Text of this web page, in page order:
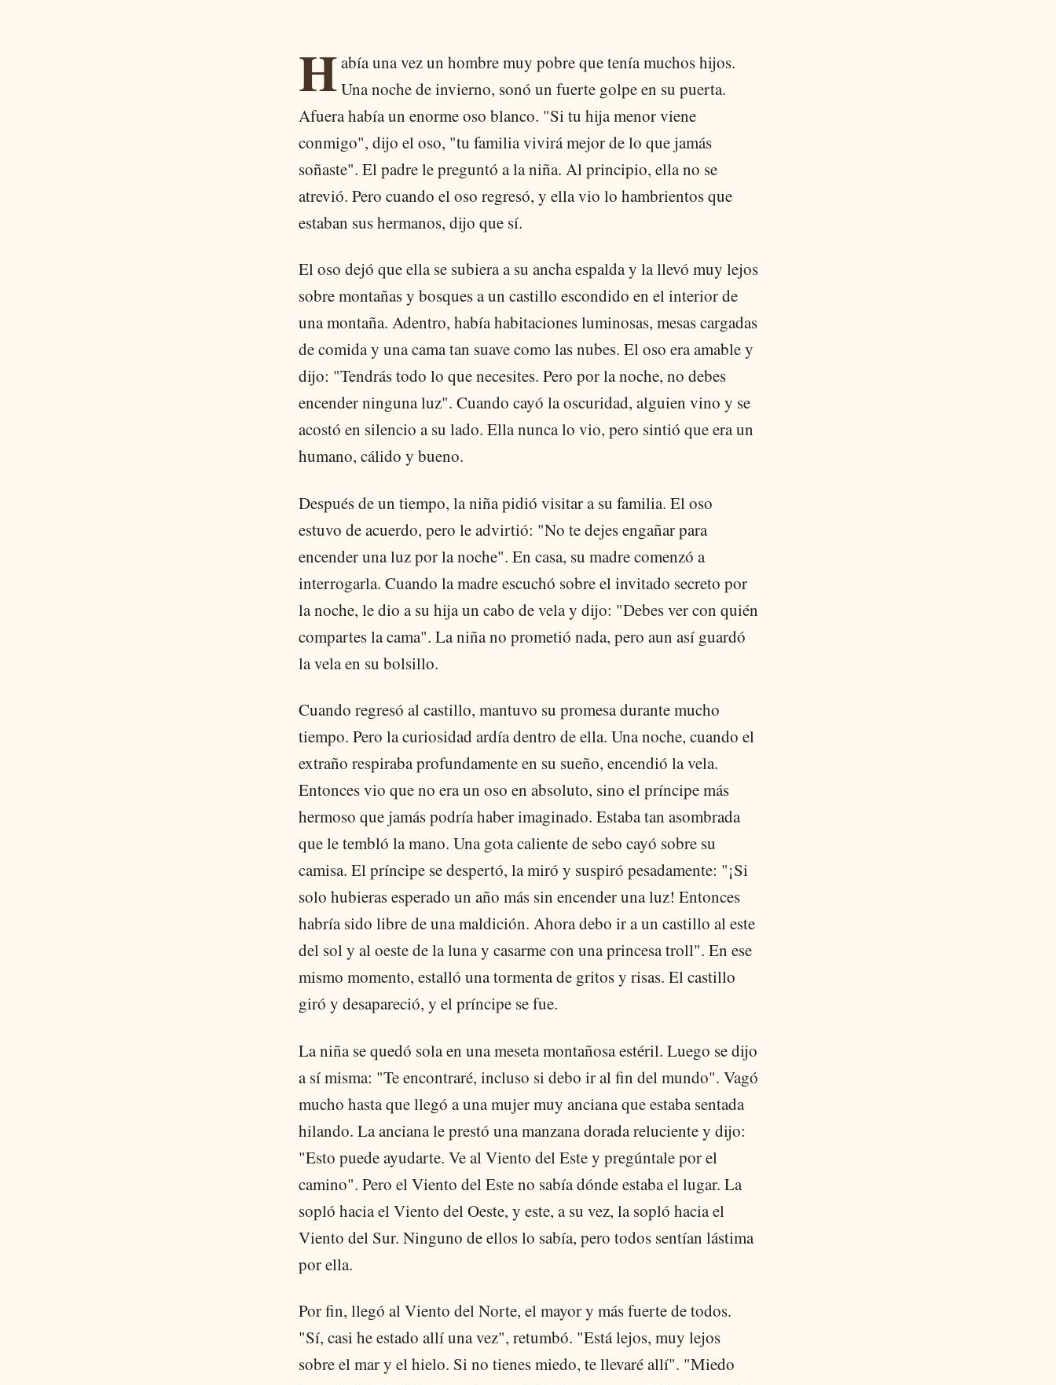
Había una vez un hombre muy pobre que tenía muchos hijos.
Una noche de invierno, sonó un fuerte golpe en su puerta.
Afuera había un enorme oso blanco. "Si tu hija menor viene
conmigo", dijo el oso, "tu familia vivirá mejor de lo que jamás
soñaste". El padre le preguntó a la niña. Al principio, ella no se
atrevió. Pero cuando el oso regresó, y ella vio lo hambrientos que
estaban sus hermanos, dijo que sí.
El oso dejó que ella se subiera a su ancha espalda y la llevó muy lejos
sobre montañas y bosques a un castillo escondido en el interior de
una montaña. Adentro, había habitaciones luminosas, mesas cargadas
de comida y una cama tan suave como las nubes. El oso era amable y
dijo: "Tendrás todo lo que necesites. Pero por la noche, no debes
encender ninguna luz". Cuando cayó la oscuridad, alguien vino y se
acostó en silencio a su lado. Ella nunca lo vio, pero sintió que era un
humano, cálido y bueno.
Después de un tiempo, la niña pidió visitar a su familia. El oso
estuvo de acuerdo, pero le advirtió: "No te dejes engañar para
encender una luz por la noche". En casa, su madre comenzó a
interrogarla. Cuando la madre escuchó sobre el invitado secreto por
la noche, le dio a su hija un cabo de vela y dijo: "Debes ver con quién
compartes la cama". La niña no prometió nada, pero aun así guardó
la vela en su bolsillo.
Cuando regresó al castillo, mantuvo su promesa durante mucho
tiempo. Pero la curiosidad ardía dentro de ella. Una noche, cuando el
extraño respiraba profundamente en su sueño, encendió la vela.
Entonces vio que no era un oso en absoluto, sino el príncipe más
hermoso que jamás podría haber imaginado. Estaba tan asombrada
que le tembló la mano. Una gota caliente de sebo cayó sobre su
camisa. El príncipe se despertó, la miró y suspiró pesadamente: "¡Si
solo hubieras esperado un año más sin encender una luz! Entonces
habría sido libre de una maldición. Ahora debo ir a un castillo al este
del sol y al oeste de la luna y casarme con una princesa troll". En ese
mismo momento, estalló una tormenta de gritos y risas. El castillo
giró y desapareció, y el príncipe se fue.
La niña se quedó sola en una meseta montañosa estéril. Luego se dijo
a sí misma: "Te encontraré, incluso si debo ir al fin del mundo". Vagó
mucho hasta que llegó a una mujer muy anciana que estaba sentada
hilando. La anciana le prestó una manzana dorada reluciente y dijo:
"Esto puede ayudarte. Ve al Viento del Este y pregúntale por el
camino". Pero el Viento del Este no sabía dónde estaba el lugar. La
sopló hacia el Viento del Oeste, y este, a su vez, la sopló hacia el
Viento del Sur. Ninguno de ellos lo sabía, pero todos sentían lástima
por ella.
Por fin, llegó al Viento del Norte, el mayor y más fuerte de todos.
"Sí, casi he estado allí una vez", retumbó. "Está lejos, muy lejos
sobre el mar y el hielo. Si no tienes miedo, te llevaré allí". "Miedo